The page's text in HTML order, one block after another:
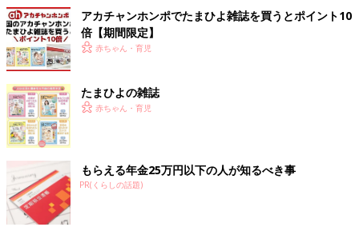
アカチャンホンポでたまひよ雑誌を買うとポイント10
倍【期間限定】
赤ちゃん・育児
たまひよの雑誌
赤ちゃん・育児
もらえる年金25万円以下の人が知るべき事
PR(くらしの話題)